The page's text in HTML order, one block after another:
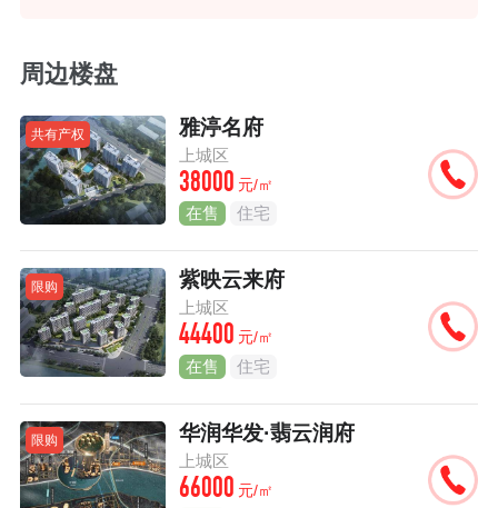
周边楼盘
共有产权 雅渟名府
上城区
38000 元/㎡
在售 住宅
限购 紫映云来府
上城区
44400 元/㎡
在售 住宅
限购 华润华发·翡云润府
上城区
66000 元/㎡